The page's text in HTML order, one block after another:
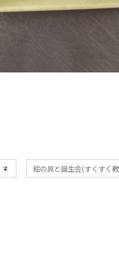
絵の具と誕生会(すくすく